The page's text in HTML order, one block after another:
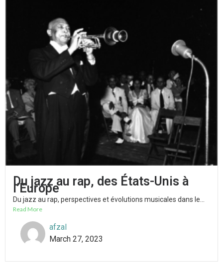
Du jazz au rap, des États-Unis à
l’Europe
Du jazz au rap, perspectives et évolutions musicales dans le...
Read More
afzal
March 27, 2023